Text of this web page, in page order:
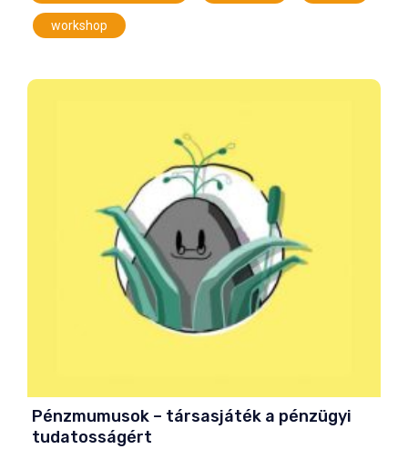
workshop
Pénzmumusok – társasjáték a pénzügyi
tudatosságért